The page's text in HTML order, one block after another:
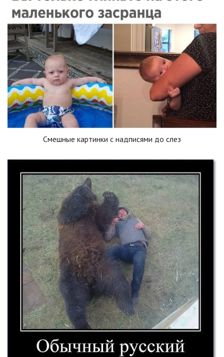
Смешные картинки с надписями до слез